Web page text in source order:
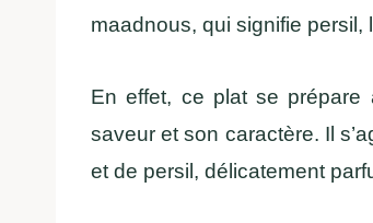
maadnous, qui signifie persil,
En effet, ce plat se
saveur et son caractère. Il
et de persil, délicatement